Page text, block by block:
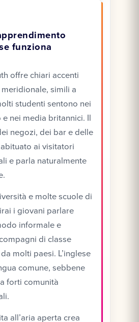
funziona
offre chiari accenti
meridionale, simili a
studenti sentono nei
nei media britannici. Il
negozi, dei bar e delle
ai visitatori
e parla naturalmente
e molte scuole di
i giovani parlare
informale e
di classe
molti paesi. L’inglese
comune, sebbene
forti comunità
all’aria aperta crea